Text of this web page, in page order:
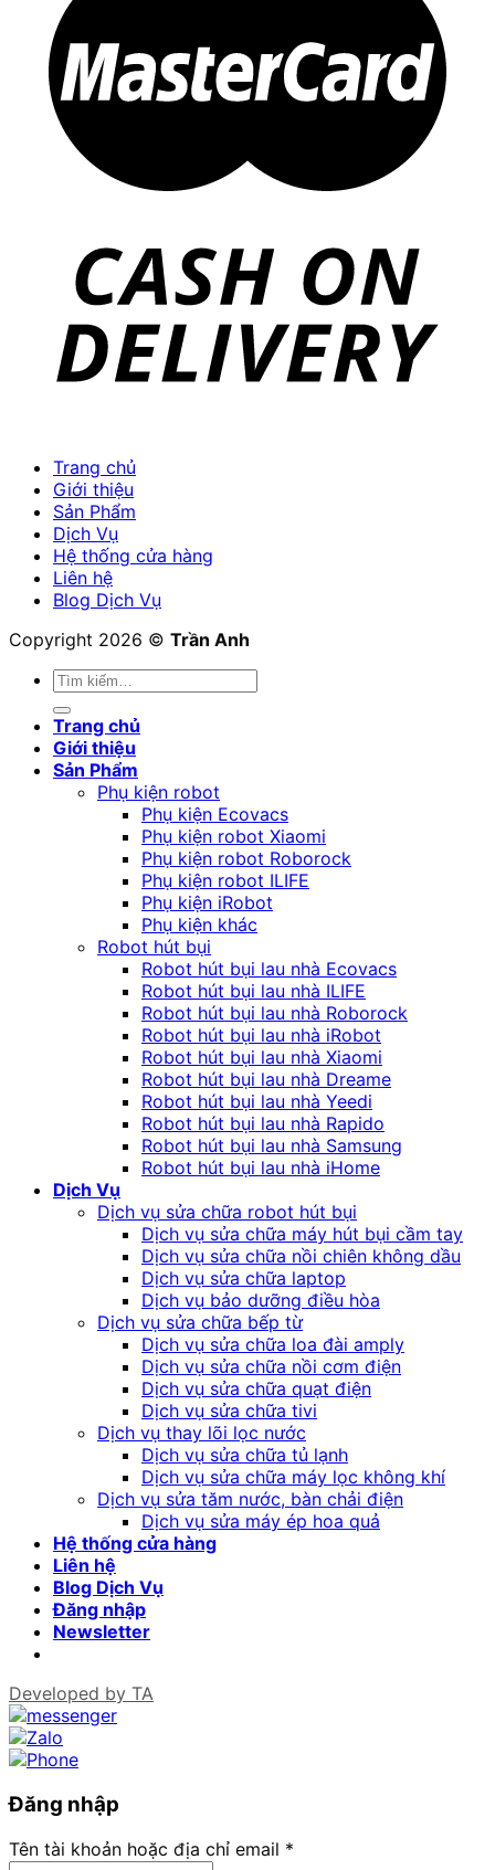
Trang chủ
Giới thiệu
Sản Phẩm
Dịch Vụ
Hệ thống cửa hàng
Liên hệ
Blog Dịch Vụ
Copyright 2026 © Trần Anh
Tìm
Trang chủ
Giới thiệu
Sản Phẩm
Phụ kiện robot
Phụ kiện Ecovacs
Phụ kiện robot Xiaomi
Phụ kiện robot Roborock
Phụ kiện robot ILIFE
Phụ kiện iRobot
Phụ kiện khác
Robot hút bụi
Robot hút bụi lau nhà Ecovacs
Robot hút bụi lau nhà ILIFE
Robot hút bụi lau nhà Roborock
Robot hút bụi lau nhà iRobot
Robot hút bụi lau nhà Xiaomi
Robot hút bụi lau nhà Dreame
Robot hút bụi lau nhà Yeedi
Robot hút bụi lau nhà Rapido
Robot hút bụi lau nhà Samsung
Robot hút bụi lau nhà iHome
Dịch Vụ
Dịch vụ sửa chữa robot hút bụi
Dịch vụ sửa chữa máy hút bụi cầm tay
Dịch vụ sửa chữa nồi chiên không dầu
Dịch vụ sửa chữa laptop
Dịch vụ bảo dưỡng điều hòa
Dịch vụ sửa chữa bếp từ
Dịch vụ sửa chữa loa đài amply
Dịch vụ sửa chữa nồi cơm điện
Dịch vụ sửa chữa quạt điện
Dịch vụ sửa chữa tivi
Dịch vụ thay lõi lọc nước
Dịch vụ sửa chữa tủ lạnh
Dịch vụ sửa chữa máy lọc không khí
Dịch vụ sửa tăm nước, bàn chải điện
Dịch vụ sửa máy ép hoa quả
Hệ thống cửa hàng
Liên hệ
Blog Dịch Vụ
Đăng nhập
Newsletter
Developed by TA
Đăng nhập
Tên tài khoản hoặc địa chỉ email *